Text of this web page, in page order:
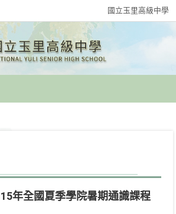
國立玉里高級中學
年全國夏季學院暑期通識課程